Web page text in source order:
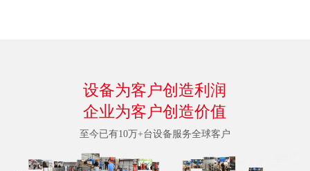
设备为客户创造利润
企业为客户创造价值
至今已有10万+台设备服务全球客户